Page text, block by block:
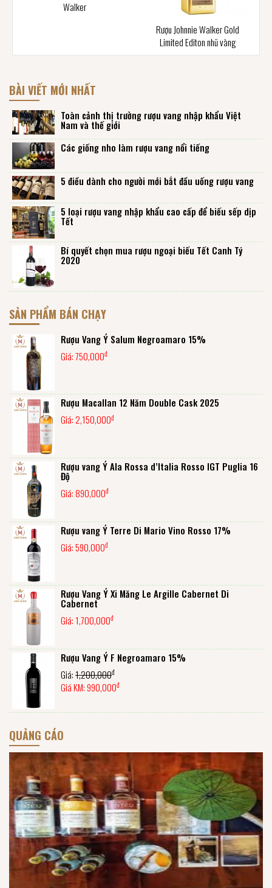
Walker
Rượu Johnnie Walker Gold
Limited Editon nhũ vàng
BÀI VIẾT MỚI NHẤT
Toàn cảnh thị trường rượu vang nhập khẩu Việt
Nam và thế giới
Các giống nho làm rượu vang nổi tiếng
5 điều dành cho người mới bắt đầu uống rượu vang
5 loại rượu vang nhập khẩu cao cấp để biếu sếp dịp
Tết
Bí quyết chọn mua rượu ngoại biếu Tết Canh Tý
2020
SẢN PHẨM BÁN CHẠY
Rượu Vang Ý Salum Negroamaro 15%
Giá:750,000đ
Rượu Macallan 12 Năm Double Cask 2025
Giá:2,150,000đ
Rượu vang Ý Ala Rossa d’Italia Rosso IGT Puglia 16
Độ
Giá:890,000đ
Rượu vang Ý Terre Di Mario Vino Rosso 17%
Giá:590,000đ
Rượu Vang Ý Xi Măng Le Argille Cabernet Di
Cabernet
Giá: 1,700,000đ
Rượu Vang Ý F Negroamaro 15%
Giá:1,200,000đ
Giá KM:990,000đ
QUẢNG CÁO